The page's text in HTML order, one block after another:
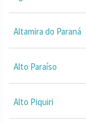
Altamira do Paraná
Alto Paraíso
Alto Piquiri